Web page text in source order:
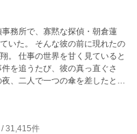
務所で、寡黙な探偵・朝倉蓮
いた。 そんな彼の前に現れたの
。 仕事の世界を甘く見ていると
を追うたび、彼の真っ直ぐさ
じゃない――“恋”のはじまりだ
/ 31,415件